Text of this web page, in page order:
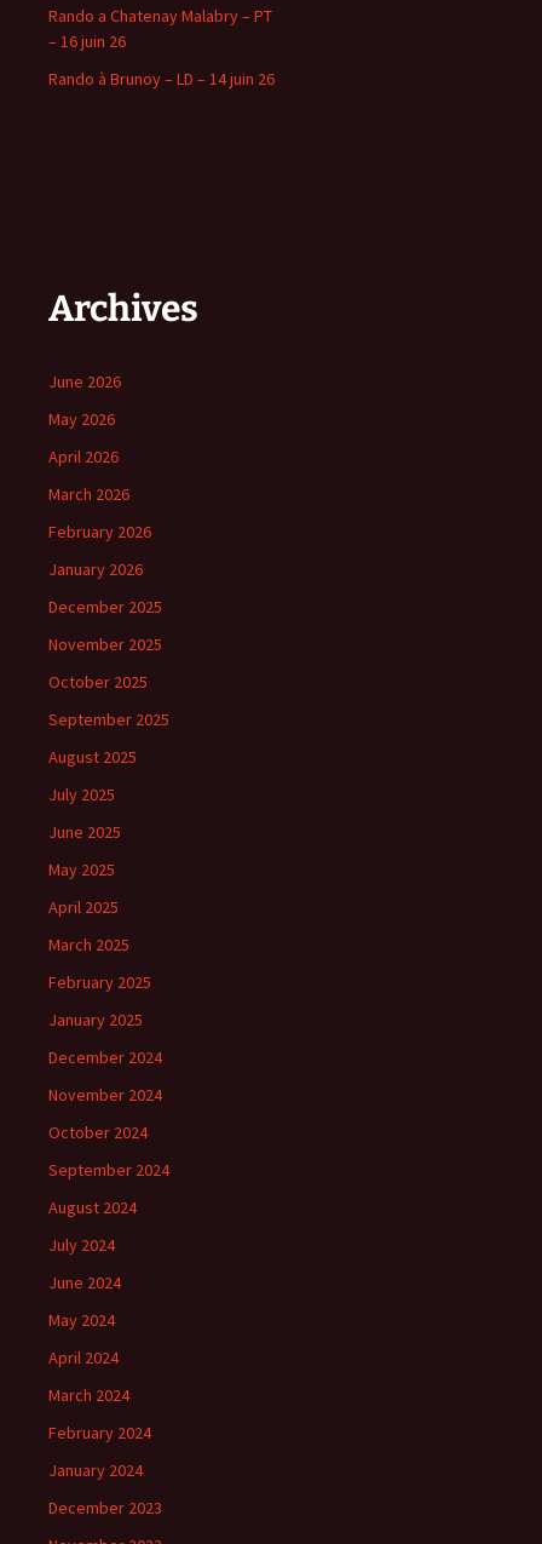
Rando a Chatenay Malabry – PT
– 16 juin 26
Rando à Brunoy – LD – 14 juin 26
Archives
June 2026
May 2026
April 2026
March 2026
February 2026
January 2026
December 2025
November 2025
October 2025
September 2025
August 2025
July 2025
June 2025
May 2025
April 2025
March 2025
February 2025
January 2025
December 2024
November 2024
October 2024
September 2024
August 2024
July 2024
June 2024
May 2024
April 2024
March 2024
February 2024
January 2024
December 2023